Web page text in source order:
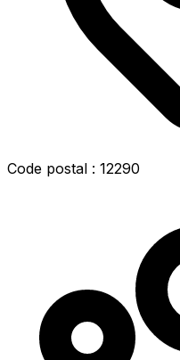
Code postal : 12290